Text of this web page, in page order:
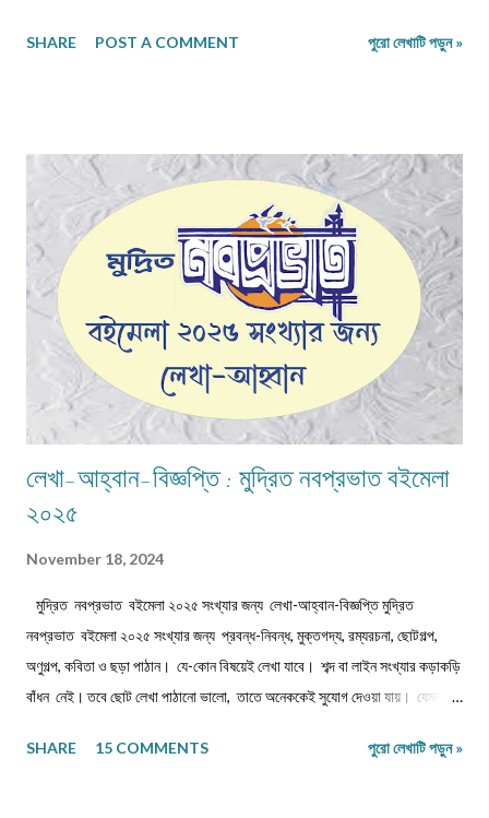
অনুবন্ধ নয়, এক একটি অগ্নিবাণী।আসলে জীবনকে দেখার স্বাতন্ত্র‍্যে কবিরা সব সময়ই
আমাদের নিয়ে এসেছে সামাজিক অবক্ষয়ের শেষধাপে যেখানে নৈতিকতা,পাপবোধ,গ্লানিকে সরিয়ে
রেখে, সমাজের বানানো নিয়মকে তোয়াক্কা না করে,অনায়াস দক্ষতায় ও ক্ষিপ্রতায় নিজেরই
ধর্মচেতনাকে জলাঞ্জলি দিয়ে কিছু মানুষ তার পশুত্বের পরিচয় দিয়েছে ধর্ষণ ও ন...
SHARE POST A COMMENT পুরো লেখাটি পড়ুন »
লেখা-আহ্বান-বিজ্ঞপ্তি : মুদ্রিত নবপ্রভাত বইমেলা
২০২৫
November 18, 2024
মুদ্রিত নবপ্রভাত বইমেলা ২০২৫ সংখ্যার জন্য লেখা-আহ্বান-বিজ্ঞপ্তি মুদ্রিত
নবপ্রভাত বইমেলা ২০২৫ সংখ্যার জন্য প্রবন্ধ-নিবন্ধ, মুক্তগদ্য, রম্যরচনা, ছোটগল্প,
অণুগল্প, কবিতা ও ছড়া পাঠান। যে-কোন বিষয়েই লেখা যাবে। শব্দ বা লাইন সংখ্যার কড়াকড়ি
বাঁধন নেই। তবে ছোট লেখা পাঠানো ভালো, তাতে অনেককেই সুযোগ দেওয়া যায়। যেমন,
৮০০-৯০০ শব্দে, প্রবন্ধ/নিবন্ধ ১৫০০-১৬০০ শব্দে। তবে এ বাঁধন 'অবশ্যমান্য' নয়। সম্পূর্ণ
SHARE 15 COMMENTS পুরো লেখাটি পড়ুন »